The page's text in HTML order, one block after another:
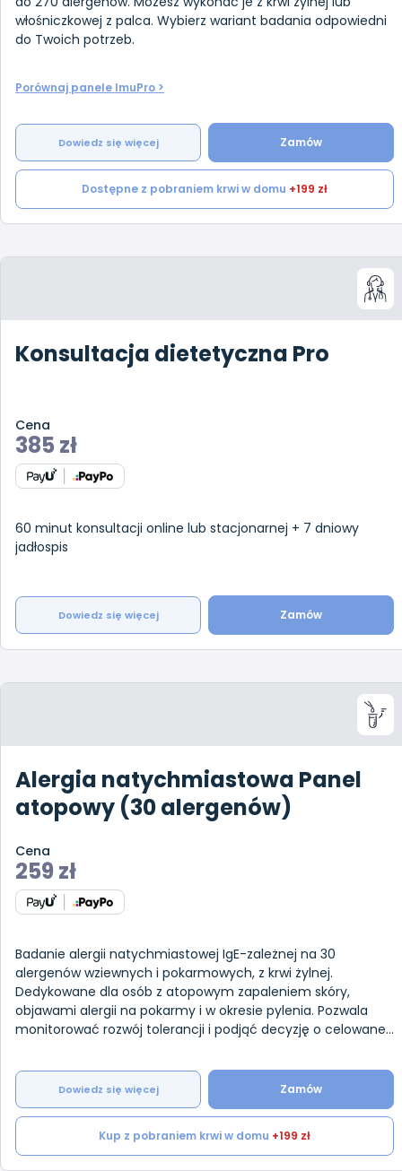
włośniczkowej z palca. Wybierz wariant badania odpowiedni
do Twoich potrzeb.
Porównaj panele ImuPro >
Dowiedz się więcej Zamów
Dostępne z pobraniem krwi w domu +199 zł
Konsultacja dietetyczna Pro
Cena
385 zł
60 minut konsultacji online lub stacjonarnej + 7 dniowy
jadłospis
Dowiedz się więcej Zamów
Alergia natychmiastowa Panel
atopowy (30 alergenów)
Cena
259zł
Badanie alergii natychmiastowej IgE-zależnej na 30
alergenów wziewnych i pokarmowych, z krwi żylnej.
Dedykowane dla osób z atopowym zapaleniem skóry,
objawami alergii na pokarmy i w okresie pylenia. Pozwala
monitorować rozwój tolerancji i podjąć decyzję o celowanej
Dowiedz się więcej Zamów
Kup z pobraniem krwi w domu +199 zł